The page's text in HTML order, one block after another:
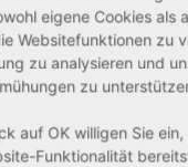
%
eigene Cookies als
Websitefunktionen zu
zu analysieren und
zu
auf OK willigen Sie
Funktionalität